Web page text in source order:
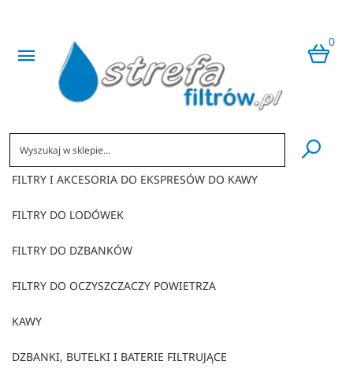
0
​
FILTRY I AKCESORIA DO EKSPRESÓW DO KAWY
FILTRY DO LODÓWEK
FILTRY DO DZBANKÓW
FILTRY DO OCZYSZCZACZY POWIETRZA
KAWY
DZBANKI, BUTELKI I BATERIE FILTRUJĄCE